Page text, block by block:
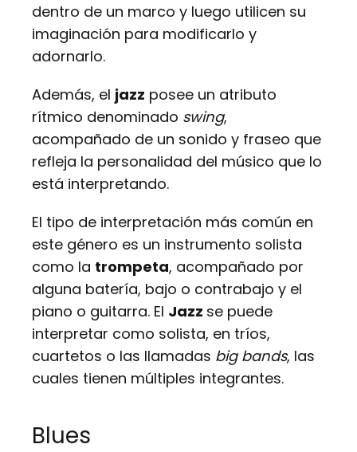
dentro de un marco y luego utilicen su
imaginación para modificarlo y
adornarlo.
Además, el jazz posee un atributo
rítmico denominado swing,
acompañado de un sonido y fraseo que
refleja la personalidad del músico que lo
está interpretando.
El tipo de interpretación más común en
este género es un instrumento solista
como la trompeta, acompañado por
alguna batería, bajo o contrabajo y el
piano o guitarra. El Jazz se puede
interpretar como solista, en tríos,
cuartetos o las llamadas big bands, las
cuales tienen múltiples integrantes.
Blues